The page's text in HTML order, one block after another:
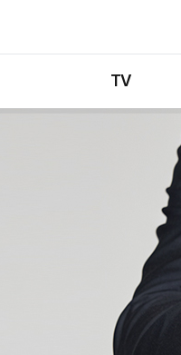
TV
프로그램 구입안내
UHDTV 즐기는 방법